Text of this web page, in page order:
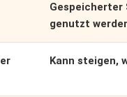
Gespeicherter
genutzt
Kann steigen,